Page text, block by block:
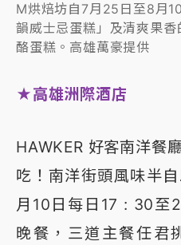
M烘焙坊自7月25日至8月
韻威士忌蛋糕」及清爽果
酪蛋糕。高雄萬豪提供
★高雄洲際酒店
HAWKER 好客南洋餐
吃！南洋街頭風味半
月10日每日17 : 30至
晚餐，三道主餐任君